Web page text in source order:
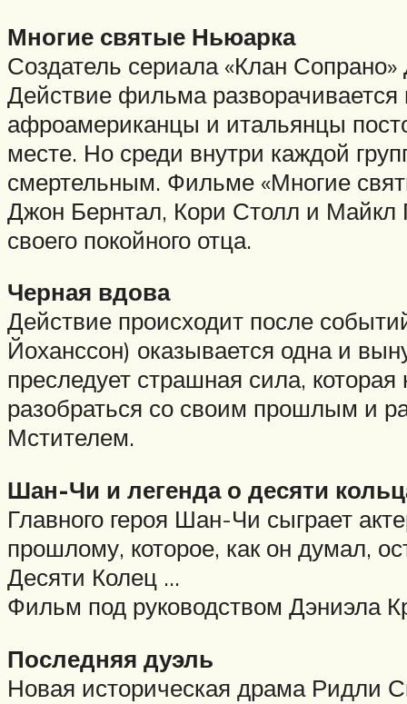
Многие святые Ньюарка
Создатель сериала «Клан
Действие фильма разворачивается
афроамериканцы и итальянцы
месте. Но среди внутри каждой
смертельным. Фильме «Многие
Джон Бернтал, Кори Столл и Майкл
своего покойного отца.
Черная вдова
Действие происходит после
Йоханссон) оказывается одна и
преследует страшная сила,
разобраться со своим прошлым и
Мстителем.
Шан-Чи и легенда о десяти
Главного героя Шан-Чи сыграет
прошлому, которое, как он думал,
Десяти Колец …
Фильм под руководством Дэниэла
Последняя дуэль
Новая историческая драма Ридли